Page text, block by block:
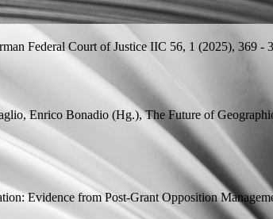
Federal Court of JusticeIIC 56, 1 (2025), 369 -
Enrico Bonadio (Hg.), The Future of
Evidence from Post-Grant Opposition